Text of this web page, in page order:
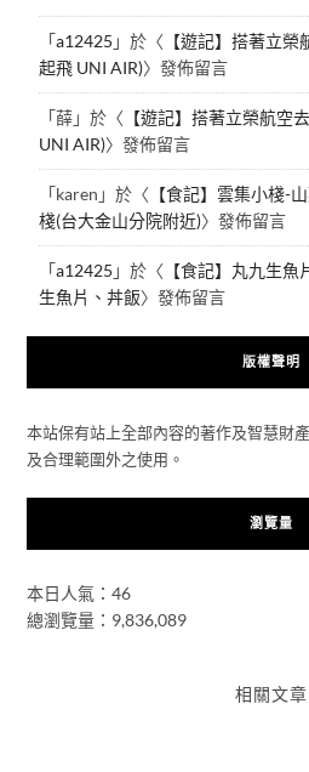
「a12425 」於〈 【遊記】搭著立
起飛 UNI AIR)〉發佈留言
「薛」於〈 【遊記】搭著立榮航空
UNI AIR)〉發佈留言
「karen 」於〈 【食記】雲集小棧-
棧(台大金山分院附近)〉發佈留言
「a12425 」於〈 【食記】丸九生
生魚片、丼飯〉發佈留言
版權聲明
本站保有站上全部內容的著作及智慧財
及合理範圍外之使用。
瀏覽量
本日人氣：46
總瀏覽量：9,836,089
相關文章